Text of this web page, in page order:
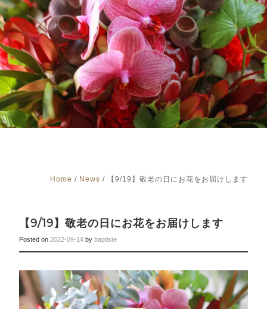
Home / News / 【9/19】敬老の日にお花をお届けします
【9/19】敬老の日にお花をお届けします
Posted on2022-09-14 bybaptiste